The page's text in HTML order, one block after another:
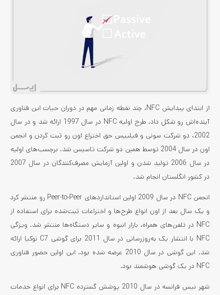
از ابتدای پیدایش NFC، چند نقطه زمانی مهم در دوران حیات این فناوری
آینده‌اش رو شکل داد. طرح اولیه NFC در سال 1997 ارائه شد و در سال
2002، دو شرکت سونی و فیلیپس حق اختراع اون رو ثبت کردن و انجمن
اون در سال 2004 توسط همین دو شرکت تاسیس شد. برچسب‌های اولیه
در سال 2006 تولید شدن و اولین آزمایش مصرف‌کنندگان در سال 2007
در کشور انگلستان انجام شد.
انجمن NFC در سال 2009 اولین استانداردهای Peer-to-Peer رو منتشر کرد
و یک سال بعد از اون انواع طرح‌ها و اختراعات ثبت‌شده برای استفاده از
NFC در تلفن‌های همراه، بازار انبوه و سایر دستگاه‌ها منتشر شد. ویژگی
NFC با انتشار یک به‌روزرسانی در سال 2011 برای گوشی C7 نوکیا ارائه
شد. این گوشی در سال 2010 عرضه شده بود. این اولین حضور فناوری
NFC در یک گوشی هوشمند بود.
شهر نیس فرانسه در سال 2010 پوشش گسترده NFC برای انواع خدمات